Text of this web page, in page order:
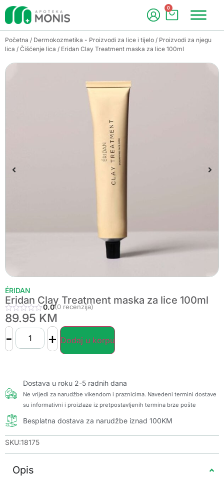
0
Početna / Dermokozmetika - Proizvodi za lice i tijelo / Proizvodi za njegu
lica / Čišćenje lica / Eridan Clay Treatment maska za lice 100ml
ÉRIDAN
Eridan Clay Treatment maska za lice 100ml
0.0(0 recenzija)
89.95 KM
- + Dodaj u korpu
Dostava u roku 2-5 radnih dana
Ne vrijedi za narudžbe vikendom i praznicima. Navedeni termini dostave
su informativni i proizlaze iz pretpostavljenih termina brze pošte
Besplatna dostava za narudžbe iznad 100KM
SKU:18175
Opis